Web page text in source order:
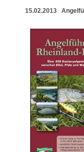
15.02.2013